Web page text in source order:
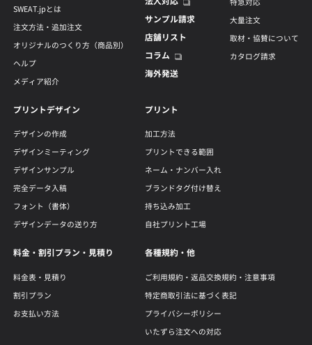
SWEAT.jpとは
注文方法・追加注文
オリジナルのつくり方（商品別）
ヘルプ
メディア紹介
サンプル請求
店舗リスト
コラム
海外発送
特急対応
大量注文
取材・協賛について
カタログ請求
プリントデザイン
デザインの作成
デザインミーティング
デザインサンプル
完全データ入稿
フォント（書体）
デザインデータの送り方
プリント
加工方法
プリントできる範囲
ネーム・ナンバー入れ
ブランドタグ付け替え
持ち込み加工
自社プリント工場
料金・割引プラン・見積り
料金表・見積り
割引プラン
お支払い方法
各種規約・他
ご利用規約・返品交換規約・注意事項
特定商取引法に基づく表記
プライバシーポリシー
いたずら注文への対応